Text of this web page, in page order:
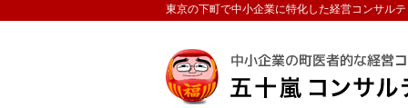
東京の下町で中小企業に特化した経営コンサル
ランチェスターの法則